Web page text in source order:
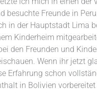
besuchte Freunde in
in der Hauptstadt Lima
Kinderheim
den Freunden und
Wenn ihr jetzt
Erfahrung schon
in Bolivien vorbereitet